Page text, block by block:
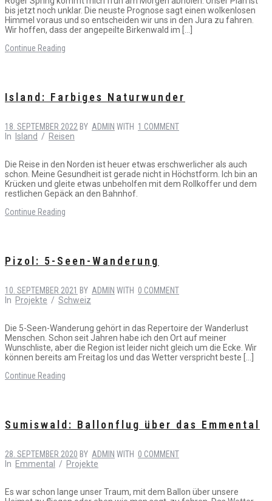
bis jetzt noch unklar. Die neuste Prognose sagt einen wolkenlosen
Himmel voraus und so entscheiden wir uns in den Jura zu fahren.
Wir hoffen, dass der angepeilte Birkenwald im […]
Continue Reading
Island: Farbiges Naturwunder
18. SEPTEMBER 2022 BY ADMIN WITH 1 COMMENT
In
Island / Reisen
Die Reise in den Norden ist heuer etwas erschwerlicher als auch
schon. Meine Gesundheit ist gerade nicht in Höchstform. Ich bin an
Krücken und gleite etwas unbeholfen mit dem Rollkoffer und dem
restlichen Gepäck an den Bahnhof.
Continue Reading
Pizol: 5-Seen-Wanderung
10. SEPTEMBER 2021 BY ADMIN WITH 0 COMMENT
In Projekte / Schweiz
Die 5-Seen-Wanderung gehört in das Repertoire der Wanderlust
Menschen. Schon seit Jahren habe ich den Ort auf meiner
Wunschliste, aber die Region ist leider nicht gleich um die Ecke. Wir
können bereits am Freitag los und das Wetter verspricht beste […]
Continue Reading
Sumiswald: Ballonflug über das Emmental
28. SEPTEMBER 2020 BY ADMIN WITH 0 COMMENT
In Emmental / Projekte
Es war schon lange unser Traum, mit dem Ballon über unsere